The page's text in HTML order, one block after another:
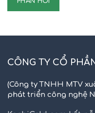
CÔNG TY CỔ
(Công ty TNHH MTV
phát triển công nghệ